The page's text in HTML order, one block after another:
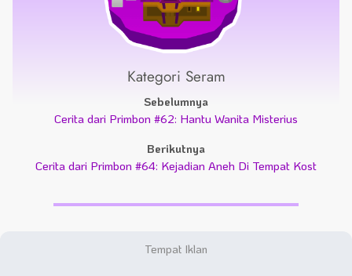
Kategori Seram
Sebelumnya
Cerita dari Primbon #62: Hantu Wanita Misterius
Berikutnya
Cerita dari Primbon #64: Kejadian Aneh Di Tempat Kost